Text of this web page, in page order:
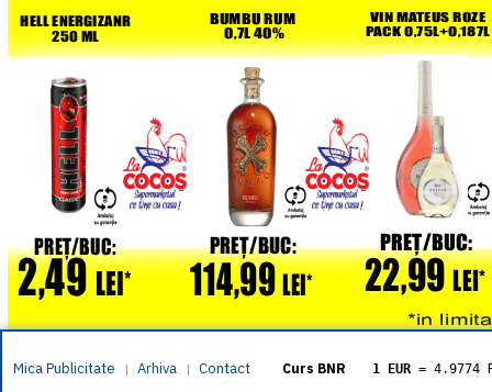
Mica Publicitate | Arhiva | Contact Curs BNR 1 EUR = 4.9774